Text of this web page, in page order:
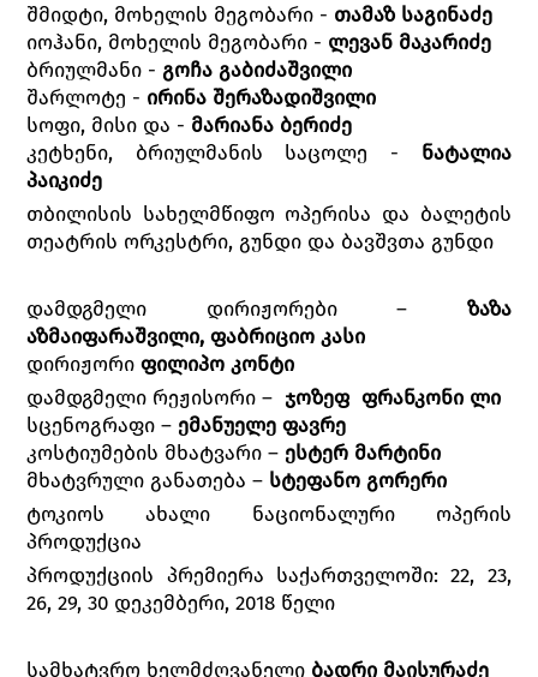
შმიდტი, მოხელის მეგობარი - თამაზ საგინაძე
იოჰანი, მოხელის მეგობარი - ლევან მაკარიძე
ბრიულმანი - გოჩა გაბიძაშვილი
შარლოტე - ირინა შერაზადიშვილი
სოფი, მისი და - მარიანა ბერიძე
კეტხენი, ბრიულმანის საცოლე - ნატალია
პაიკიძე
თბილისის სახელმწიფო ოპერისა და ბალეტის
თეატრის ორკესტრი, გუნდი და ბავშვთა გუნდი
დამდგმელი დირიჟორები – ზაზა
აზმაიფარაშვილი,ფაბრიციო კასი
დირიჟორიფილიპო კონტი
დამდგმელი რეჟისორი – ჯოზეფ ფრანკონი ლი
სცენოგრაფი – ემანუელე ფავრე
კოსტიუმების მხატვარი – ესტერ მარტინი
მხატვრული განათება – სტეფანო გორერი
ტოკიოს ახალი ნაციონალური ოპერის
პროდუქცია
პროდუქციის პრემიერა საქართველოში: 22, 23,
26, 29, 30 დეკემბერი, 2018 წელი
სამხატვრო ხელმძღვანელი ბადრი მაისურაძე